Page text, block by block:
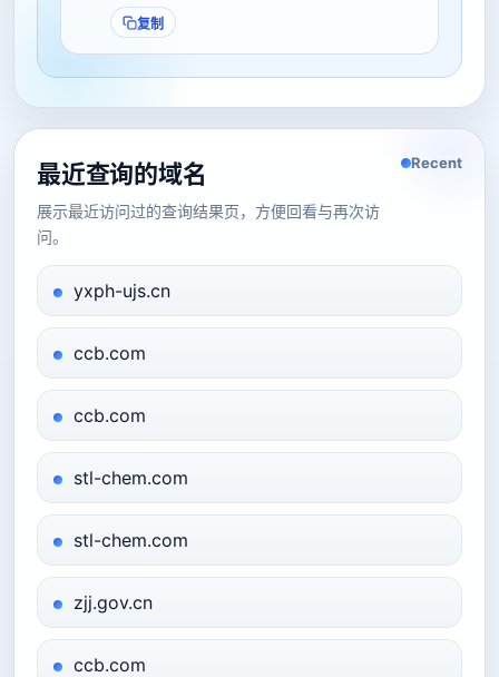
复制
最近查询的域名
展示最近访问过的查询结果页，方便回看与再次访
问。
Recent
yxph-ujs.cn
ccb.com
ccb.com
stl-chem.com
stl-chem.com
zjj.gov.cn
ccb.com